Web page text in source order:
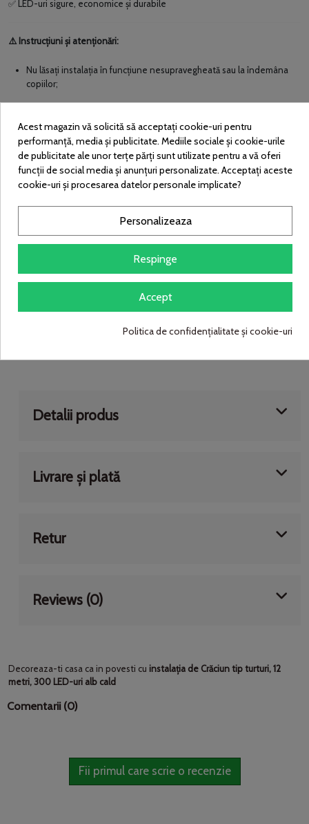
Decoreaza-ti casa ca in povesti cu instalația de Crăciun tip turturi, 12
metri, 300 LED-uri alb cald
✅ LED-uri sigure, economice și durabile
⚠️ Instrucțiuni și atenționări:
Nu lăsați instalația în funcțiune nesupravegheată sau la îndemâna
copiilor;
Nu interveniți asupra produsului când este conectat la priză;
Utilizați doar la prize protejate de umezeală și intemperii;
Conectorii și adaptorul trebuie feriți de contactul direct cu apa;
Deși produsul are protecție IP44,nu se recomandă expunerea
directă la ploaie sau ninsoare(risc de scurtcircuit sau deteriorare).
Video de prezentare cu caracter informativ.
utilizarea necorespunzătoare.
Pentru a beneficia de garanție, produsul trebuie folosit conform
instrucțiunilor de siguranță și protejat de intemperii.
Detalii produs
Livrare și plată
Retur
Reviews (0)
Comentarii (0)
Fii primul care scrie o recenzie
Acest magazin vă solicită să acceptați cookie-uri pentru
performanță, media și publicitate. Mediile sociale și cookie-urile
de publicitate ale unor terțe părți sunt utilizate pentru a vă oferi
funcții de social media și anunțuri personalizate. Acceptați aceste
cookie-uri și procesarea datelor personale implicate?
Personalizeaza
Respinge
Accept
Politica de confidențialitate și cookie-uri